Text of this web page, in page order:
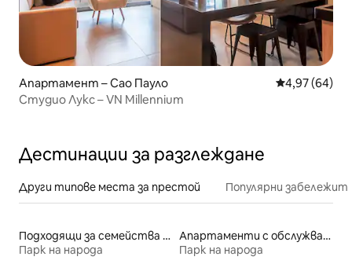
Апартамент – Сао Пауло Средна
4,97 (64)
Студио Лукс – VN Millennium
Дестинации за разглеждане
Други типове места за престой Популярни
Подходящи за семейства места под наем
Парк на народа
Апартаменти с обслужване под наем
Парк на народа